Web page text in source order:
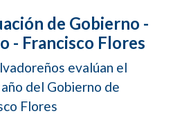
de Gobierno -
- Francisco Flores
evalúan el
del Gobierno de
Flores